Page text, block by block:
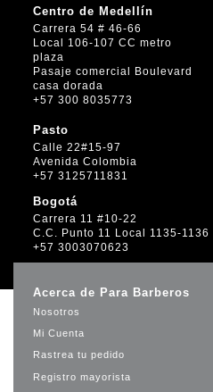
Centro de Medellín
Carrera 54 # 46-66
Local 106-107 CC metro
plaza
Pasaje comercial Boulevard
casa dorada
+57 300 8035773
Pasto
Calle 22#15-97
Avenida Colombia
+57 3125711831
Bogotá
Carrera 11 #10-22
C.C. Punto 11 Local 1135-1136
+57 3003070623
Acerca de Para Barberos
Nosotros
Mi Cuenta
Rastrea tu pedido
Registro mayorista